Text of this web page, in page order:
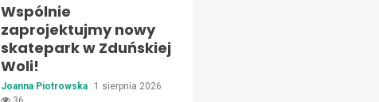
Wspólnie
zaprojektujmy nowy
skatepark w Zduńskiej
Woli!
Joanna Piotrowska
1 sierpnia 2026